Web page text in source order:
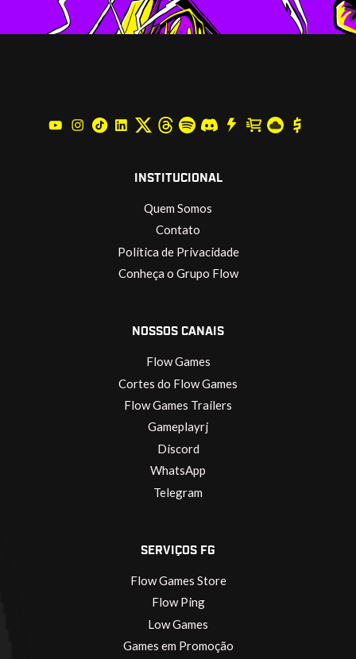
INSTITUCIONAL
Quem Somos
Contato
Política de Privacidade
Conheça o Grupo Flow
NOSSOS CANAIS
Flow Games
Cortes do Flow Games
Flow Games Trailers
Gameplayrj
Discord
WhatsApp
Telegram
SERVIÇOS FG
Flow Games Store
Flow Ping
Low Games
Games em Promoção